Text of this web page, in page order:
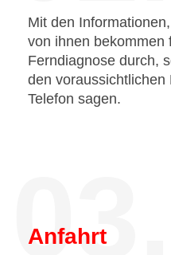
Mit den
von ihnen bekommen
Ferndiagnose durch,
den
Telefon sagen.
03.
Anfahrt